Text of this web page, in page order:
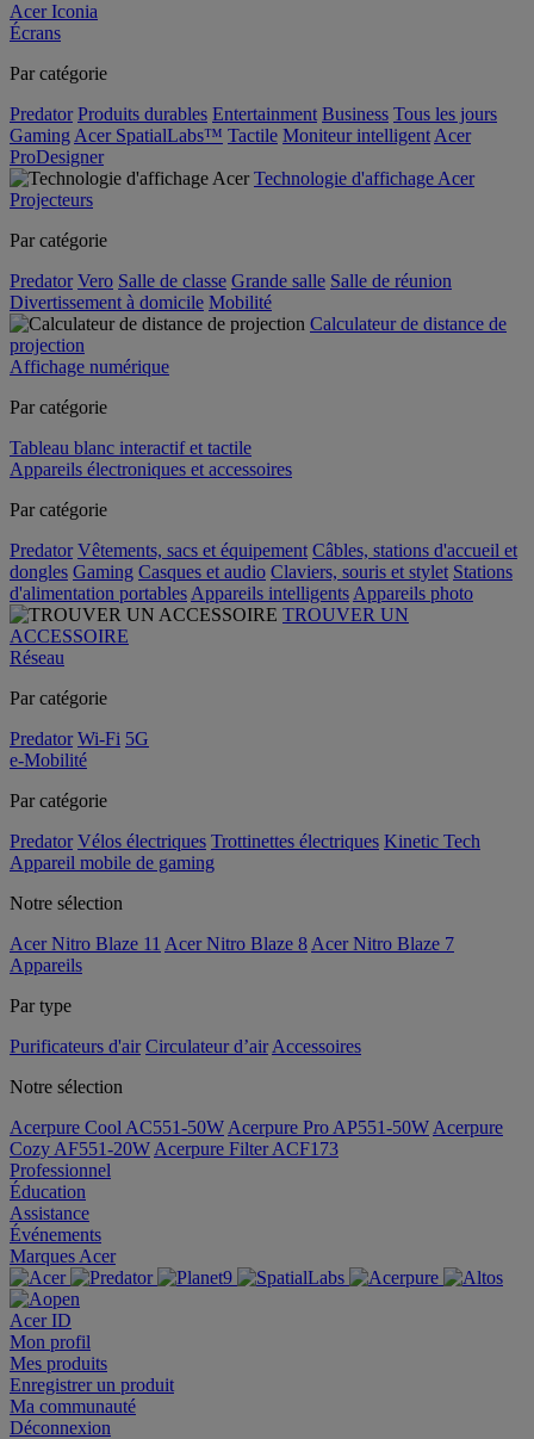
Acer Iconia
Écrans
Par catégorie
Predator Produits durables Entertainment Business Tous les jours
Gaming Acer SpatialLabs™ Tactile Moniteur intelligent Acer
ProDesigner
Technologie d'affichage Acer
Projecteurs
Par catégorie
Predator Vero Salle de classe Grande salle Salle de réunion
Divertissement à domicile Mobilité
Calculateur de distance de
projection
Affichage numérique
Par catégorie
Tableau blanc interactif et tactile
Appareils électroniques et accessoires
Par catégorie
Predator Vêtements, sacs et équipement Câbles, stations d'accueil et
dongles Gaming Casques et audio Claviers, souris et stylet Stations
d'alimentation portables Appareils intelligents Appareils photo
TROUVER UN
ACCESSOIRE
Réseau
Par catégorie
Predator Wi-Fi 5G
e-Mobilité
Par catégorie
Predator Vélos électriques Trottinettes électriques Kinetic Tech
Appareil mobile de gaming
Notre sélection
Acer Nitro Blaze 11 Acer Nitro Blaze 8 Acer Nitro Blaze 7
Appareils
Par type
Purificateurs d'air Circulateur d’air Accessoires
Notre sélection
Acerpure Cool AC551-50W Acerpure Pro AP551-50W Acerpure
Cozy AF551-20W Acerpure Filter ACF173
Professionnel
Éducation
Assistance
Événements
Marques Acer
Acer ID
Mon profil
Mes produits
Enregistrer un produit
Ma communauté
Déconnexion